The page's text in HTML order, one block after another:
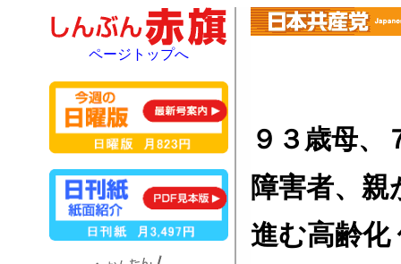
９３歳母
障害者、親
進む高齢化
ページトップへ